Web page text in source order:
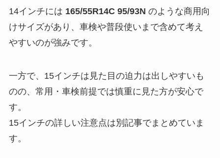
14インチには 165/55R14C 95/93N のような商用向
けサイズがあり、車検や普段使いまで含めて考え
やすいのが強みです。
一方で、15インチは見た目の迫力は出しやすいも
のの、常用・車検前提では慎重に見た方が安心で
す。
15インチの詳しい注意点は別記事でまとめていま
す。